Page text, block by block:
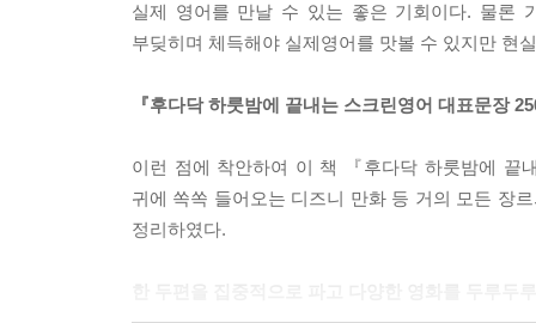
실제 영어를 만날 수 있는 좋은 기회이다. 물론
부딪히며 체득해야 실제영어를 맛볼 수 있지만 현
『후다닥 하룻밤에 끝내는 스크린영어 대표문장
이런 점에 착안하여 이 책 『후다닥 하룻밤에 끝
귀에 쏙쏙 들어오는 디즈니 만화 등 거의 모든 장
정리하였다.